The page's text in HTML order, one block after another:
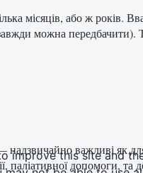
місяців, або ж років.
можна передбачити).
важливі як
паліативної допомоги,
improve this site and